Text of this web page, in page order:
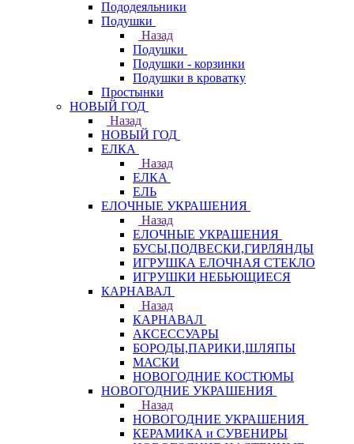
Пододеяльники
Подушки
Назад
Подушки
Подушки - корзинки
Подушки в кроватку
Простынки
НОВЫЙ ГОД
Назад
НОВЫЙ ГОД
ЕЛКА
Назад
ЕЛКА
ЕЛЬ
ЕЛОЧНЫЕ УКРАШЕНИЯ
Назад
ЕЛОЧНЫЕ УКРАШЕНИЯ
БУСЫ,ПОДВЕСКИ,ГИРЛЯНДЫ
ИГРУШКА ЕЛОЧНАЯ СТЕКЛО
ИГРУШКИ НЕБЬЮЩИЕСЯ
КАРНАВАЛ
Назад
КАРНАВАЛ
АКСЕССУАРЫ
БОРОДЫ,ПАРИКИ,ШЛЯПЫ
МАСКИ
НОВОГОДНИЕ КОСТЮМЫ
НОВОГОДНИЕ УКРАШЕНИЯ
Назад
НОВОГОДНИЕ УКРАШЕНИЯ
КЕРАМИКА и СУВЕНИРЫ